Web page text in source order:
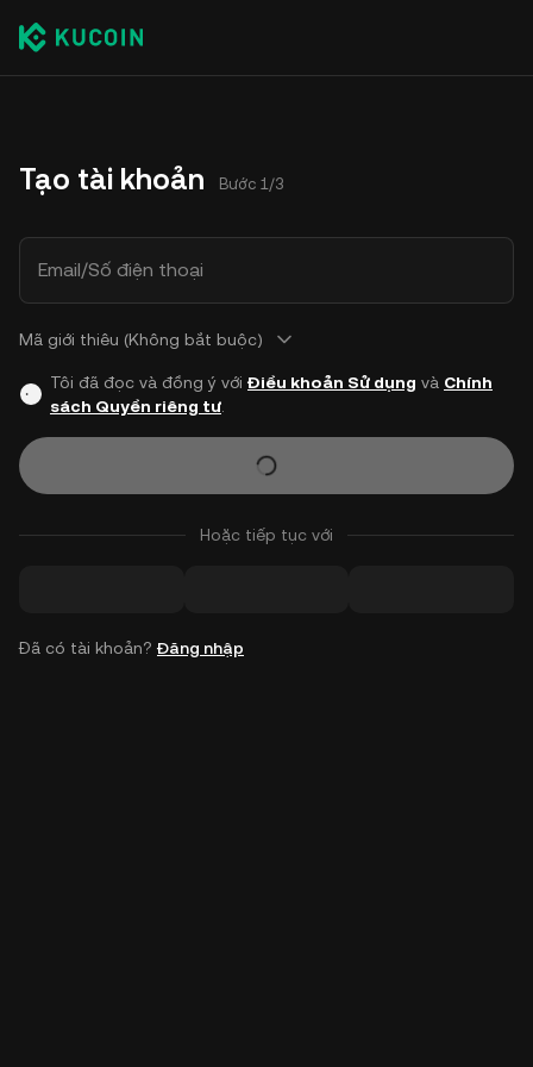
Tạo tài khoản Bước 1/3
Email/Số điện thoại
Mã giới thiêu (Không bắt buộc)
Tôi đã đọc và đồng ý với Điều khoản Sử dụng và Chính
sách Quyền riêng tư.
Hoặc tiếp tục với
Đã có tài khoản? Đăng nhập